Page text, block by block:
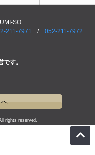
SO
211-7971 / 052-211-7972
す。
へ
rights reserved.